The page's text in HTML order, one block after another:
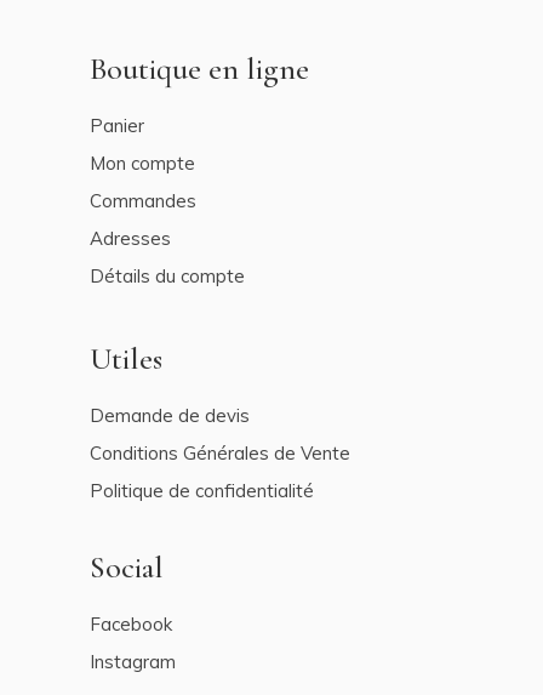
Boutique en ligne
Panier
Mon compte
Commandes
Adresses
Détails du compte
Utiles
Demande de devis
Conditions Générales de Vente
Politique de confidentialité
Social
Facebook
Instagram